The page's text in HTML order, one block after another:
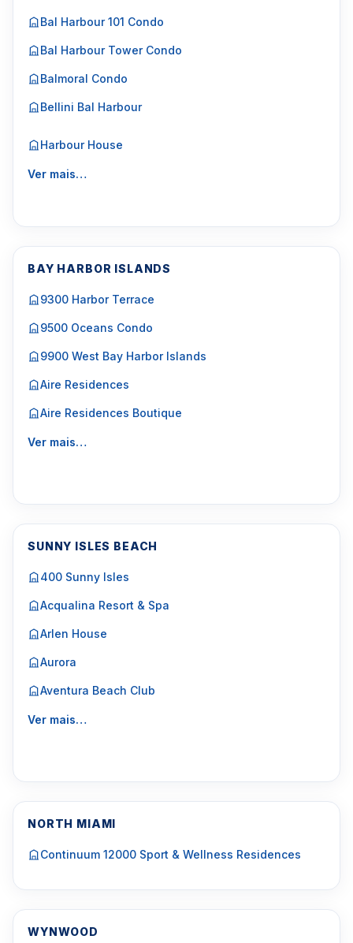
Bal Harbour 101 Condo
Bal Harbour Tower Condo
Balmoral Condo
Bellini Bal Harbour
Harbour House
Ver mais…
BAY HARBOR ISLANDS
9300 Harbor Terrace
9500 Oceans Condo
9900 West Bay Harbor Islands
Aire Residences
Aire Residences Boutique
Ver mais…
SUNNY ISLES BEACH
400 Sunny Isles
Acqualina Resort & Spa
Arlen House
Aurora
Aventura Beach Club
Ver mais…
NORTH MIAMI
Continuum 12000 Sport & Wellness Residences
WYNWOOD